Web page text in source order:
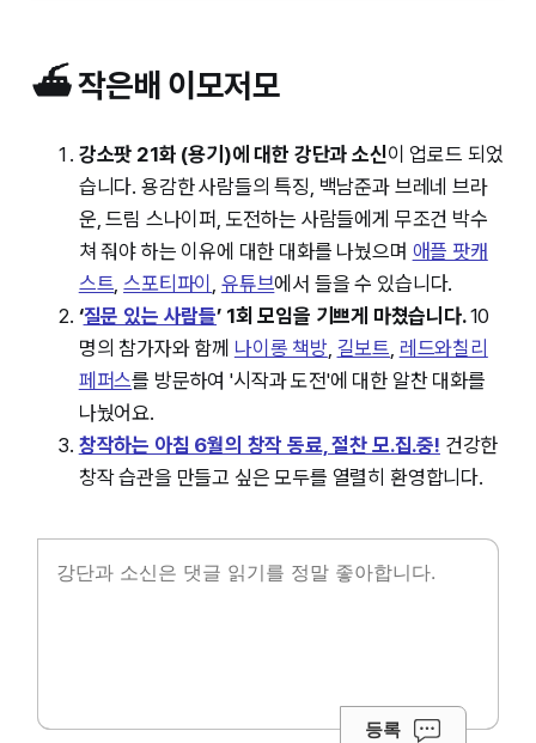
⛴️ 작은배 이모저모
강소팟 21화 (용기)에 대한 강단과 소신이 업로드 되었
습니다. 용감한 사람들의 특징, 백남준과 브레네 브라
운, 드림 스나이퍼, 도전하는 사람들에게 무조건 박수
쳐 줘야 하는 이유에 대한 대화를 나눴으며 애플 팟캐
스트,스포티파이 , 유튜브에서 들을 수 있습니다.
‘질문 있는 사람들’ 1회 모임을 기쁘게 마쳤습니다.10
명의 참가자와 함께 나이롱 책방, 길보트, 레드와칠리
페퍼스를 방문하여 '시작과 도전'에 대한 알찬 대화를
나눴어요.
창작하는 아침 6월의 창작 동료, 절찬 모.집.중! 건강한
창작 습관을 만들고 싶은 모두를 열렬히 환영합니다.
등록